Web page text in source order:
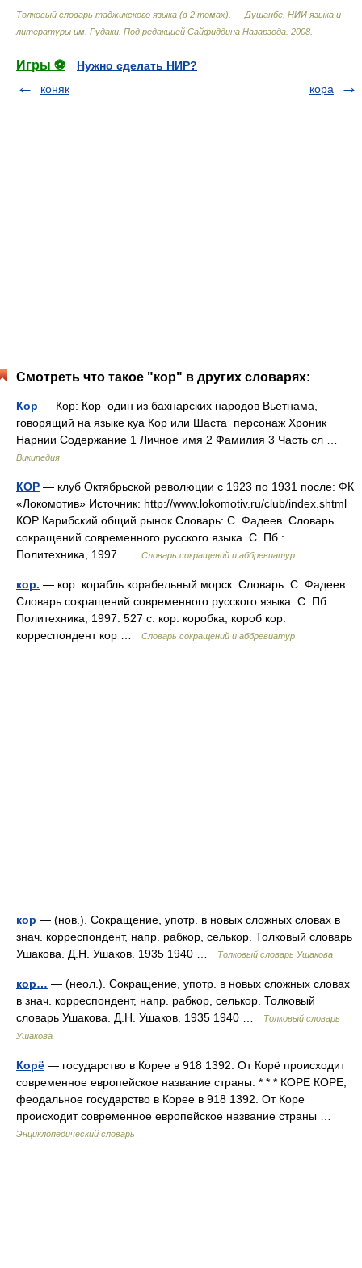
Толковый словарь таджикского языка (в 2 томах). — Душанбе, НИИ языка и
литературы им. Рудаки Под редакцией Сайфиддина Назарзода 2008
Игры ⚽
Нужно сделать НИР?
коняк
кора
Смотреть что такое "кор" в других словарях:
Кор — Кор: Кор один из бахнарских народов Вьетнама,
говорящий на языке куа Кор или Шаста персонаж Хроник
Нарнии Содержание 1 Личное имя 2 Фамилия 3 Часть сл …
Википедия
КОР — клуб Октябрьской революции с 1923 по 1931 после: ФК
«Локомотив» Источник: http://www.lokomotiv.ru/club/index.shtml
КОР Карибский общий рынок Словарь: С. Фадеев. Словарь
сокращений современного русского языка. С. Пб.:
Политехника, 1997 …
Словарь сокращений и аббревиатур
кор. — кор. корабль корабельный морск. Словарь: С. Фадеев.
Словарь сокращений современного русского языка. С. Пб.:
Политехника, 1997. 527 с. кор. коробка; короб кор.
корреспондент кор …
Словарь сокращений и аббревиатур
кор — (нов.). Сокращение, употр. в новых сложных словах в
знач. корреспондент, напр. рабкор, селькор. Толковый словарь
Ушакова. Д.Н. Ушаков. 1935 1940 …
Толковый словарь Ушакова
кор… — (неол.). Сокращение, употр. в новых сложных словах
в знач. корреспондент, напр. рабкор, селькор. Толковый
словарь Ушакова. Д.Н. Ушаков. 1935 1940 …
Толковый словарь
Ушакова
Корё — государство в Корее в 918 1392. От Корё происходит
современное европейское название страны. * * * КОРЕ КОРЕ,
феодальное государство в Корее в 918 1392. От Коре
происходит современное европейское название страны …
Энциклопедический словарь